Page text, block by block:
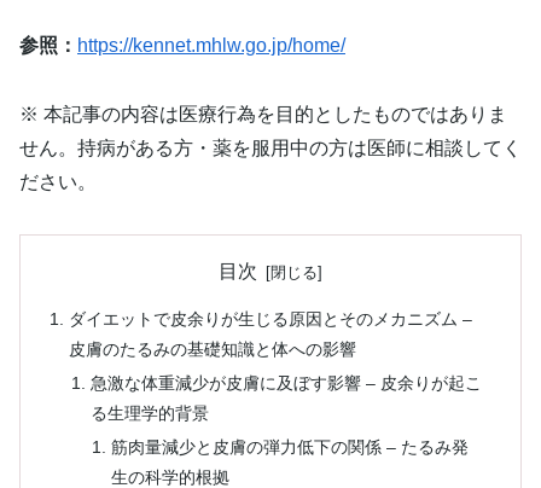
参照： https://kennet.mhlw.go.jp/home/
※ 本記事の内容は医療行為を目的としたものではありま
せん。持病がある方・薬を服用中の方は医師に相談してく
ださい。
目次
ダイエットで皮余りが生じる原因とそのメカニズム –
皮膚のたるみの基礎知識と体への影響
急激な体重減少が皮膚に及ぼす影響 – 皮余りが起こ
る生理学的背景
筋肉量減少と皮膚の弾力低下の関係 – たるみ発
生の科学的根拠